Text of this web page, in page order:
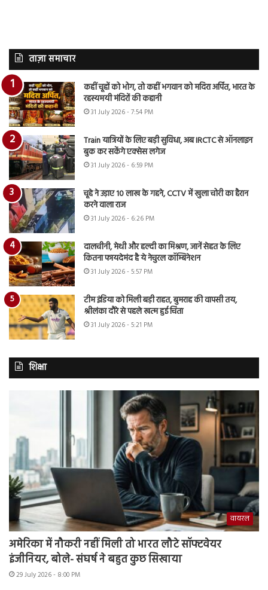
ताज़ा समाचार
कहीं चूहों को भोग, तो कहीं भगवान को मदिरा अर्पित, भारत के
रहस्यमयी मंदिरों की कहानी
31 July 2026 - 7:54 PM
Train यात्रियों के लिए बड़ी सुविधा, अब IRCTC से ऑनलाइन
बुक कर सकेंगे एक्सेस लगेज
31 July 2026 - 6:59 PM
चूहे ने उड़ाए 10 लाख के गहने, CCTV में खुला चोरी का हैरान
करने वाला राज
31 July 2026 - 6:26 PM
दालचीनी, मेथी और हल्दी का मिश्रण, जानें सेहत के लिए
कितना फायदेमंद है ये नेचुरल कॉम्बिनेशन
31 July 2026 - 5:57 PM
टीम इंडिया को मिली बड़ी राहत, बुमराह की वापसी तय,
श्रीलंका दौरे से पहले खत्म हुई चिंता
31 July 2026 - 5:21 PM
शिक्षा
वायरल
अमेरिका में नौकरी नहीं मिली तो भारत लौटे सॉफ्टवेयर
इंजीनियर, बोले- संघर्ष ने बहुत कुछ सिखाया
29 July 2026 - 8:00 PM